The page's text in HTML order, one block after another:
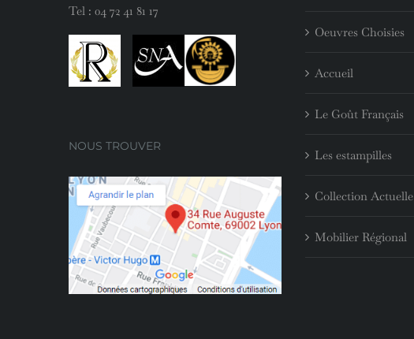
Tel : 04 72 41 81 17
NOUS TROUVER
Oeuvres Choisies
Accueil
Le Goût Français
Les estampilles
Collection Actuelle
Mobilier Régional